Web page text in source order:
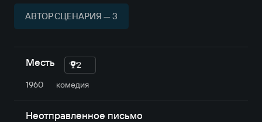
АВТОР СЦЕНАРИЯ — 3
Месть
2
1960
комедия
Неотправленное письмо